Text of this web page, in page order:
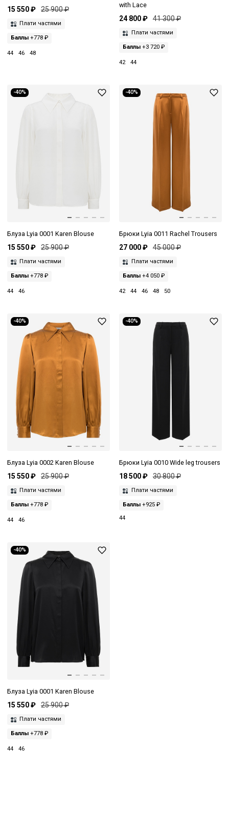
15 550 ₽ 25 900 ₽
Плати частями
Баллы +778 ₽
44 46 48
with Lace
24 800 ₽ 41 300 ₽
Плати частями
Баллы+3 720 ₽
42 44
-40%
Блуза Lyia 0001 Karen Blouse
15 550 ₽ 25 900 ₽
Плати частями
Баллы +778 ₽
44 46
-40%
Брюки Lyia 0011 Rachel Trousers
27 000 ₽ 45 000 ₽
Плати частями
Баллы+4 050 ₽
42 44 46 48 50
-40%
Блуза Lyia 0002 Karen Blouse
15 550 ₽ 25 900 ₽
Плати частями
Баллы +778 ₽
44 46
-40%
Брюки Lyia 0010 Wide leg trousers
18 500 ₽ 30 800 ₽
Плати частями
Баллы+925 ₽
44
-40%
Блуза Lyia 0001 Karen Blouse
15 550 ₽ 25 900 ₽
Плати частями
Баллы +778 ₽
44 46